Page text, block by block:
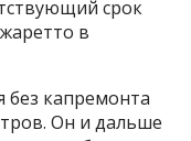
срок
в
без капремонта
Он и дальше